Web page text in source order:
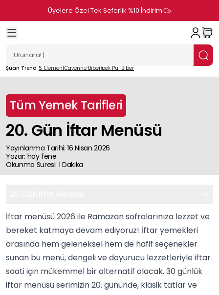
Üyelere Özel Tek Seferlik %10 İndirim
Şuan Trend 5. ElementCayenne Biberİpek Pul Biber
Tüm Yemek Tarifleri
20. Gün İftar Menüsü
Yayınlanma Tarihi: 16 Nisan 2026
Yazar: hay fene
Okunma Süresi: 1 Dakika
İftar menüsü 2026 ile Ramazan sofralarınıza lezzet ve
bereket katmaya devam ediyoruz! İftar yemekleri
arasında hem geleneksel hem de hafif seçenekler
sunan bu menü, dengeli ve doyurucu lezzetleriyle iftar
saati için mükemmel bir alternatif olacak. 30 günlük
iftar menüsüserimizin 20. gününde, klasik tatlar ve